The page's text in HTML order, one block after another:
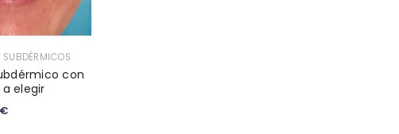
SUBDÉRMICOS
con
elegir
€